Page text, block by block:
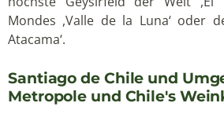
Mondes ,Valle de la Luna‘ oder
Atacama‘.
Santiago de Chile und
Metropole und Chile's